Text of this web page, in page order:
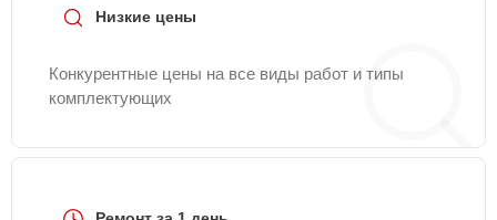
Низкие цены
Конкурентные цены на все виды работ и типы
комплектующих